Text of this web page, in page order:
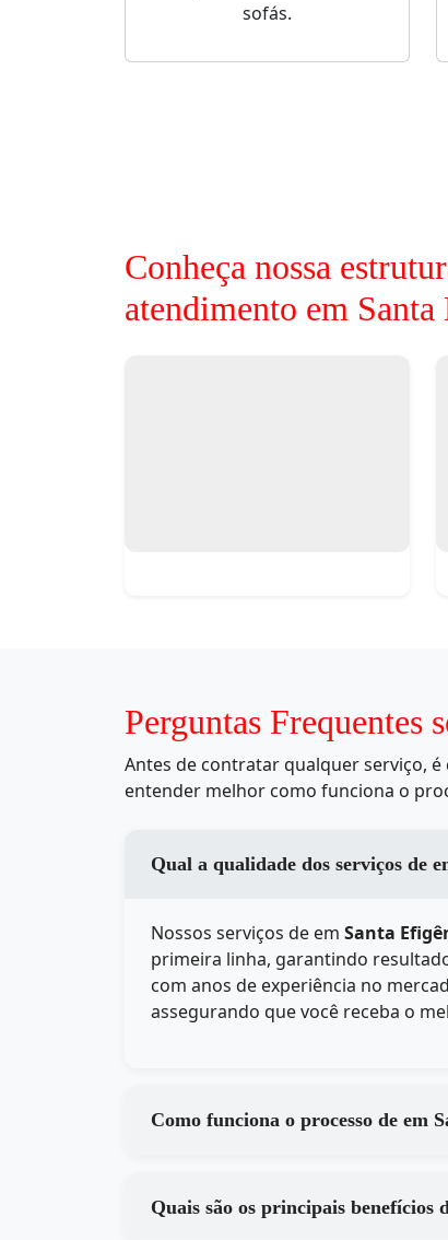
sofás.
Conheça nossa
atendimento em
Perguntas Frequentes
Antes de contratar qualquer serviço,
entender melhor como funciona o
Nossos serviços de em Santa
primeira linha, garantindo
com anos de experiência no
assegurando que você receba o
Como